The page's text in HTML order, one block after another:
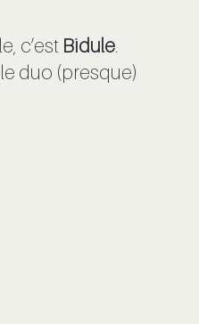
c’est Bidule.
duo (presque)